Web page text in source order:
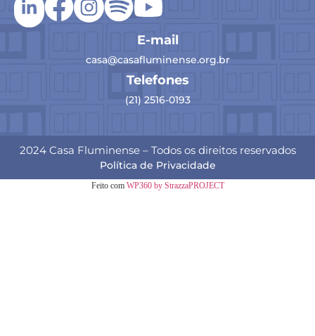
E-mail
casa@casafluminense.org.br
Telefones
(21) 2516-0193
2024 Casa Fluminense – Todos os direitos reservados
Política de Privacidade
Feito com WP360 by StrazzaPROJECT